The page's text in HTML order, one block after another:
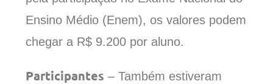
Ensino Médio (Enem), os valores podem
chegar a R$ 9.200 por aluno.
Participantes –Também estiveram